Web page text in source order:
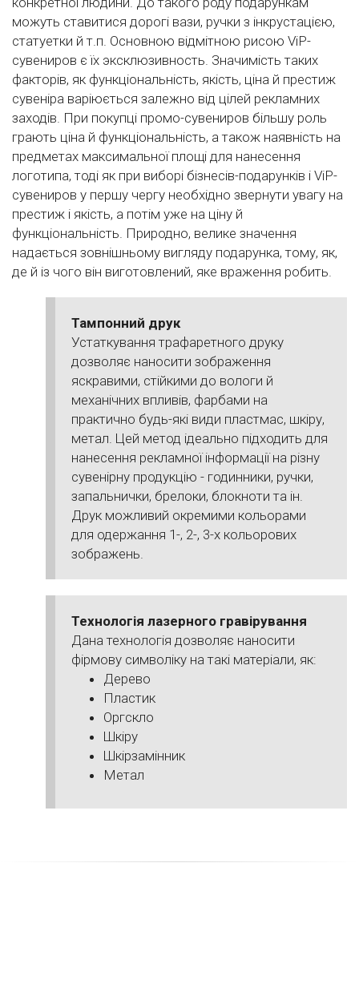
можуть ставитися дорогі вази, ручки з інкрустацією,
статуетки й т.п. Основною відмітною рисою VіP-
сувениров є їх эксклюзивность. Значимість таких
факторів, як функціональність, якість, ціна й престиж
сувеніра варіюється залежно від цілей рекламних
заходів. При покупці промо-сувениров більшу роль
грають ціна й функціональність, а також наявність на
предметах максимальної площі для нанесення
логотипа, тоді як при виборі бізнесів-подарунків і VіP-
сувениров у першу чергу необхідно звернути увагу на
престиж і якість, а потім уже на ціну й
функціональність. Природно, велике значення
надається зовнішньому вигляду подарунка, тому, як,
де й із чого він виготовлений, яке враження робить.
Тампонний друк
Устаткування трафаретного друку
дозволяє наносити зображення
яскравими, стійкими до вологи й
механічних впливів, фарбами на
практично будь-які види пластмас, шкіру,
метал. Цей метод ідеально підходить для
нанесення рекламної інформації на різну
сувенірну продукцію - годинники, ручки,
запальнички, брелоки, блокноти та ін.
Друк можливий окремими кольорами
для одержання 1-, 2-, 3-х кольорових
зображень.
Технологія лазерного гравірування
Дана технологія дозволяє наносити
фірмову символіку на такі матеріали, як:
Дерево
Пластик
Оргскло
Шкіру
Шкірзамінник
Метал